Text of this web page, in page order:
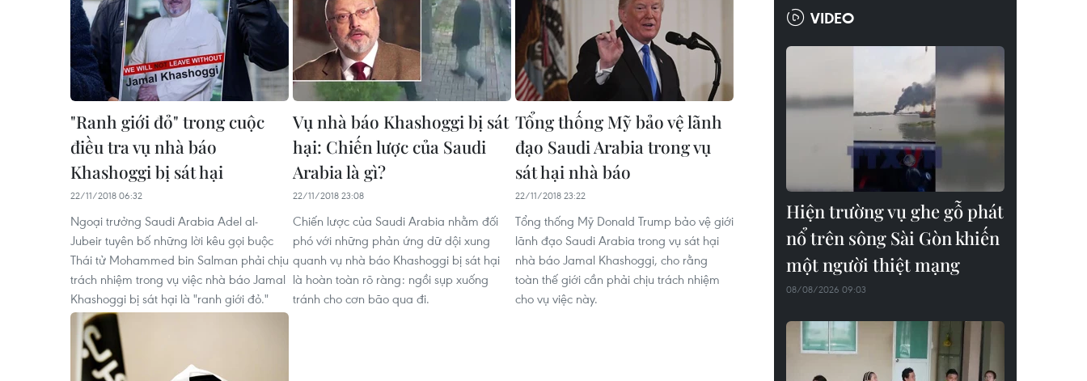
"Ranh giới đỏ" trong cuộc
điều tra vụ nhà báo
Khashoggi bị sát hại
22/11/2018 06:32
Ngoại trưởng Saudi Arabia Adel al-
Jubeir tuyên bố những lời kêu gọi buộc
Thái tử Mohammed bin Salman phải chịu
trách nhiệm trong vụ việc nhà báo Jamal
Khashoggi bị sát hại là "ranh giới đỏ."
Vụ nhà báo Khashoggi bị sát
hại: Chiến lược của Saudi
Arabia là gì?
22/11/2018 23:08
Chiến lược của Saudi Arabia nhằm đối
phó với những phản ứng dữ dội xung
quanh vụ nhà báo Khashoggi bị sát hại
là hoàn toàn rõ ràng: ngồi sụp xuống
tránh cho cơn bão qua đi.
Tổng thống Mỹ bảo vệ lãnh
đạo Saudi Arabia trong vụ
sát hại nhà báo
22/11/2018 23:22
Tổng thống Mỹ Donald Trump bảo vệ giới
lãnh đạo Saudi Arabia trong vụ sát hại
nhà báo Jamal Khashoggi, cho rằng
toàn thế giới cần phải chịu trách nhiệm
cho vụ việc này.
VIDEO
Hiện trường vụ ghe gỗ phát
nổ trên sông Sài Gòn khiến
một người thiệt mạng
08/08/2026 09:03